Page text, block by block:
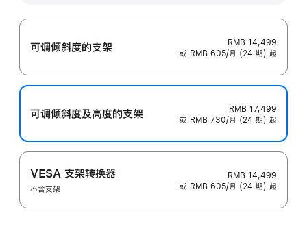
可调倾斜度的支架
RMB 14,499
或 RMB 605/月 (24 期) 起
可调倾斜度及高‍度的支‍架
RMB 17,499
或 RMB 730/月 (24 期) 起
VESA 支架转换器
不含支架
RMB 14,499
或 RMB 605/月 (24 期) 起